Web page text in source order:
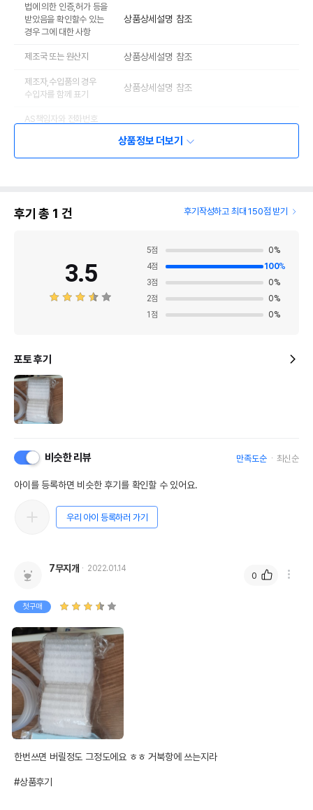
법에 의한 인증,허가 등을
받았음을 확인할수 있는
경우 그에 대한 사항
상품상세설명 참조
제조국 또는 원산지 상품상세설명 참조
제조자,수입품의 경우
수입자를 함께 표기
상품상세설명 참조
AS책임자와 전화번호
유통기한을 따릅니다.
상품정보 더보기
후기 총 1 건 후기작성하고 최대 150점 받기
3.5
5점 0%
4점 100%
3점 0%
2점 0%
1 점 0%
포토 후기
비슷한 리뷰 만족도순 최신순
아이를 등록하면 비슷한 후기를 확인할 수 있어요.
우리 아이 등록하러 가기
7무지개 2022.01.14
첫구매
한번쓰면 버릴정도 그정도에요 ㅎㅎ 거북항에 쓰는지라
#상품후기
0